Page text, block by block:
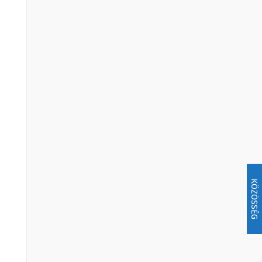
KÖZÖSSÉG